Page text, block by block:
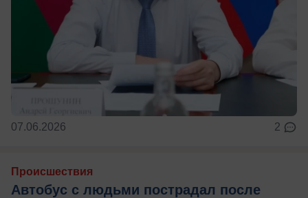
07.06.2026 2
Происшествия
Автобус с людьми пострадал после